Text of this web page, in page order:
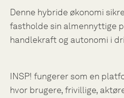
Denne hybride økonomi
fastholde sin almennyttige
handlekraft og autonomi i
INSP! fungerer som en
hvor brugere, frivillige,